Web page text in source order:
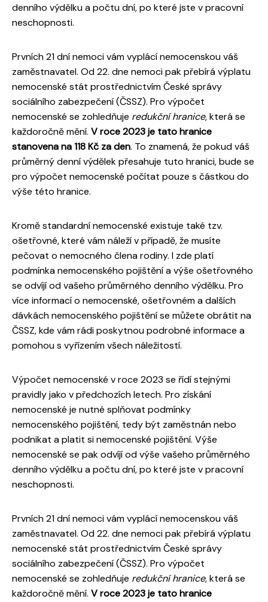
denního výdělku a počtu dní, po které jste v pracovní
neschopnosti.
Prvních 21 dní nemoci vám vyplácí nemocenskou váš
zaměstnavatel. Od 22. dne nemoci pak přebírá výplatu
nemocenské stát prostřednictvím České správy
sociálního zabezpečení (ČSSZ). Pro výpočet
nemocenské se zohledňuje redukční hranice, která se
každoročně mění. V roce 2023 je tato hranice
stanovena na 118 Kč za den. To znamená, že pokud váš
průměrný denní výdělek přesahuje tuto hranici, bude se
pro výpočet nemocenské počítat pouze s částkou do
výše této hranice.
Kromě standardní nemocenské existuje také tzv.
ošetřovné, které vám náleží v případě, že musíte
pečovat o nemocného člena rodiny. I zde platí
podmínka nemocenského pojištění a výše ošetřovného
se odvíjí od vašeho průměrného denního výdělku. Pro
více informací o nemocenské, ošetřovném a dalších
dávkách nemocenského pojištění se můžete obrátit na
ČSSZ, kde vám rádi poskytnou podrobné informace a
pomohou s vyřízením všech náležitostí.
Výpočet nemocenské v roce 2023 se řídí stejnými
pravidly jako v předchozích letech. Pro získání
nemocenské je nutné splňovat podmínky
nemocenského pojištění, tedy být zaměstnán nebo
podnikat a platit si nemocenské pojištění. Výše
nemocenské se pak odvíjí od výše vašeho průměrného
denního výdělku a počtu dní, po které jste v pracovní
neschopnosti.
Prvních 21 dní nemoci vám vyplácí nemocenskou váš
zaměstnavatel. Od 22. dne nemoci pak přebírá výplatu
nemocenské stát prostřednictvím České správy
sociálního zabezpečení (ČSSZ). Pro výpočet
nemocenské se zohledňuje redukční hranice, která se
každoročně mění. V roce 2023 je tato hranice